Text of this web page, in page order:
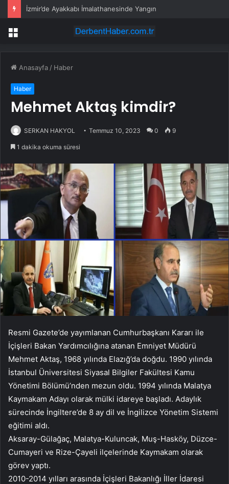
İzmir’de Ayakkabı İmalathanesinde Yangın
Menü
Anasayfa / Haber
Haber
Mehmet Aktaş kimdir?
SERKAN HAKYOL Temmuz 10, 2023 0 9
1 dakika okuma süresi
Resmi Gazete’de yayımlanan Cumhurbaşkanı Kararı ile
İçişleri Bakan Yardımcılığına atanan Emniyet Müdürü
Mehmet Aktaş, 1968 yılında Elazığ’da doğdu. 1990 yılında
İstanbul Üniversitesi Siyasal Bilgiler Fakültesi Kamu
Yönetimi Bölümü’nden mezun oldu. 1994 yılında Malatya
Kaymakam Adayı olarak mülki idareye başladı. Adaylık
sürecinde İngiltere’de 8 ay dil ve İngilizce Yönetim Sistemi
eğitimi aldı.
Aksaray-Gülağaç, Malatya-Kuluncak, Muş-Hasköy, Düzce-
Cumayeri ve Rize-Çayeli ilçelerinde Kaymakam olarak
görev yaptı.
2010-2014 yılları arasında İçişleri Bakanlığı İller İdaresi